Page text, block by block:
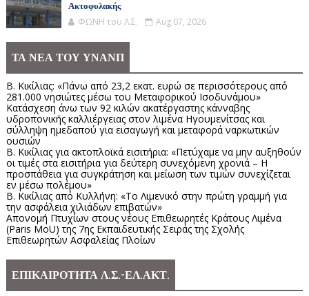
Ακτοφυλακής
ΦΩΝΗ του Λ.Σ. Aug 07, 2026
ΤΑ ΝΕΑ ΤΟΥ ΥΝΑΝΠ
Β. Κικίλιας: «Πάνω από 23,2 εκατ. ευρώ σε περισσότερους από
281.000 νησιώτες μέσω του Μεταφορικού Ισοδυνάμου»
Κατάσχεση άνω των 92 κιλών ακατέργαστης κάνναβης
υδροπονικής καλλιέργειας στον λιμένα Ηγουμενίτσας και
σύλληψη ημεδαπού για εισαγωγή και μεταφορά ναρκωτικών
ουσιών
Β. Κικίλιας για ακτοπλοϊκά εισιτήρια: «Πετύχαμε να μην αυξηθούν
οι τιμές στα εισιτήρια για δεύτερη συνεχόμενη χρονιά – Η
προσπάθεια για συγκράτηση και μείωση των τιμών συνεχίζεται
εν μέσω πολέμου»
Β. Κικίλιας από Κυλλήνη: «Το Λιμενικό στην πρώτη γραμμή για
την ασφάλεια χιλιάδων επιβατών»
Απονομή Πτυχίων στους νέους Επιθεωρητές Κράτους Λιμένα
(Paris MoU) της 7ης Εκπαιδευτικής Σειράς της Σχολής
Επιθεωρητών Ασφαλείας Πλοίων
ΕΠΙΚΑΙΡΟΤΗΤΑ Λ.Σ.-ΕΛ.ΑΚΤ.